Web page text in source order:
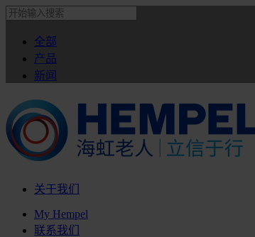
全部
产品
新闻
关于我们
My Hempel
联系我们